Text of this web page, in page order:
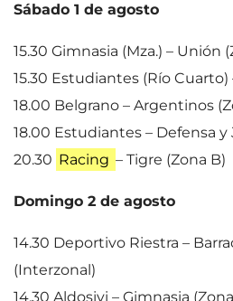
Sábado 1 de agosto
15.30 Gimnasia (Mza.) – Unión
15.30 Estudiantes (Río Cuarto)
18.00 Belgrano – Argentinos
18.00 Estudiantes – Defensa y
20.30 Racing – Tigre (Zona B)
Domingo 2 de agosto
14.30 Deportivo Riestra –
(Interzonal)
14.30 Aldosivi – Gimnasia